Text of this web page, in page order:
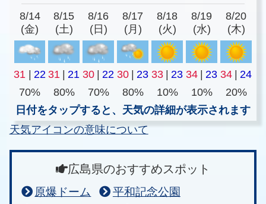
8/14
(金)
8/15
(土)
8/16
(日)
8/17
(月)
8/18
(火)
8/19
(水)
8/20
(木)
31 | 22 31 | 21 30 | 22 30 | 23 33 | 23 34 | 23 34 | 24
70%
80% 70% 80% 10% 10%
20%
日付をタップすると、天気の詳細が表示されます
天気アイコンの意味について
広島県のおすすめスポット
原爆ドーム
平和記念公園